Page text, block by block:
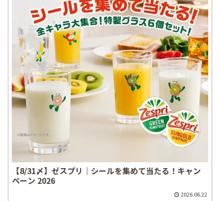
【8/31〆】ゼスプリ｜シールを集めて当たる！キャン
ペーン 2026
2026.06.22